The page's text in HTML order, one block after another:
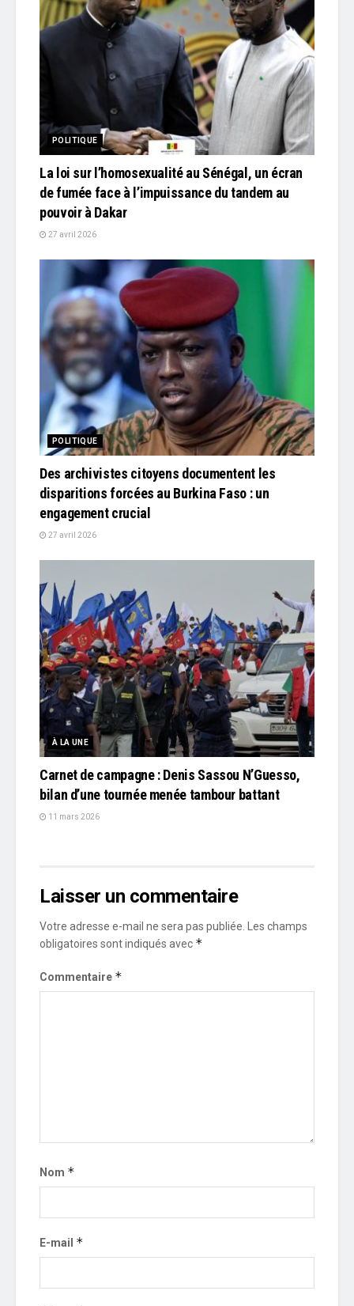
POLITIQUE
La loi sur l’homosexualité au Sénégal, un écran
de fumée face à l’impuissance du tandem au
pouvoir à Dakar
27 avril 2026
POLITIQUE
Des archivistes citoyens documentent les
disparitions forcées au Burkina Faso : un
engagement crucial
27 avril 2026
À LA UNE
Carnet de campagne : Denis Sassou N’Guesso,
bilan d’une tournée menée tambour battant
11 mars 2026
Laisser un commentaire
Votre adresse e-mail ne sera pas publiée. Les champs
obligatoires sont indiqués avec *
Commentaire *
Nom *
E-mail *